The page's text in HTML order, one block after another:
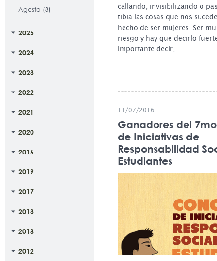
Agosto (8)
2025
2024
2023
2022
2021
2020
2016
2019
2017
2013
2018
2012
callando, invisibilizando o
tibia las cosas que nos
hecho de ser mujeres. Ser
riesgo y hay que decirlo
importante decir,…
11/07/2016
Ganadores del
de Iniciativas de
Responsabilidad
Estudiantes